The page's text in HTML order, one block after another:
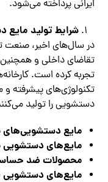
ایرانی پرداخته می‌شود.
شرایط تولید مایع
در سال‌های اخیر، صنعت
تقاضای داخلی و همچنین
تجربه کرده است.
تکنولوژی‌های پیشرفته و
دستشویی را تولید
مایع دستشویی‌های
مایع‌های دستشویی
محصولات ضد
مایع‌های